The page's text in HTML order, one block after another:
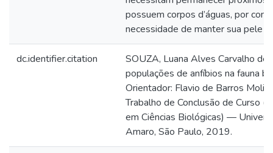
possuem corpos d’águas, por
necessidade de manter sua pele
dc.identifier.citation
SOUZA, Luana Alves Carvalho
populações de anfíbios na fauna
Orientador: Flavio de Barros
Trabalho de Conclusão de Curso
em Ciências Biológicas) —
Amaro, São Paulo, 2019.